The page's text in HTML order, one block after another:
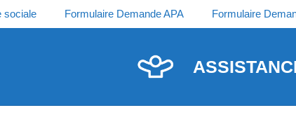
sociale Formulaire Demande APA Formulaire